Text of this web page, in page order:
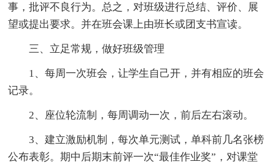
事，批评不良行为。总之，对班级进行总结、评价、展
望或提出要求。并在班会课上由班长或团支书宣读。
三、立足常规，做好班级管理
1、每周一次班会，让学生自己开，并有相应的班会
记录。
2、座位轮流制，每周调动一次，前后左右滚动。
3、建立激励机制，每次单元测试，单科前几名张榜
公布表彰。期中后期末前评一次“最佳作业奖”，对课堂